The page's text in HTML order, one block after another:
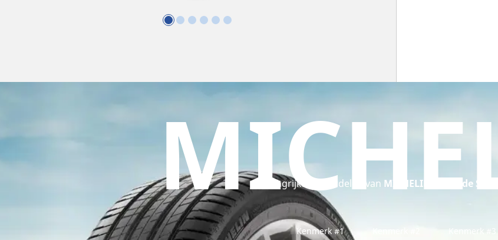
Belangrijkste voordelen van MICHELIN Latitude
Kenmerk #1 Kenmerk #3